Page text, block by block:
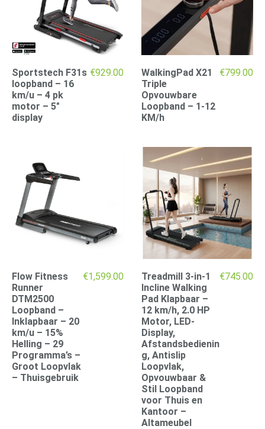
Sportstech F31s
loopband – 16
km/u – 4 pk
motor – 5″
display
€929.00
WalkingPad X21
Triple
Opvouwbare
Loopband – 1-12
KM/h
€799.00
Flow Fitness
Runner
DTM2500
Loopband –
Inklapbaar – 20
km/u – 15%
Helling – 29
Programma’s –
Groot Loopvlak
– Thuisgebruik
€1,599.00
Treadmill 3-in-1
Incline Walking
Pad Klapbaar –
12 km/h, 2.0 HP
Motor, LED-
Display,
Afstandsbedienin
g, Antislip
Loopvlak,
Opvouwbaar &
Stil Loopband
voor Thuis en
Kantoor –
Altameubel
€745.00